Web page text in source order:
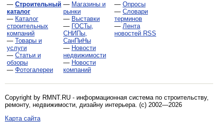
— Строительный
каталог
— Каталог
строительных
компаний
— Товары и
услуги
— Статьи и
обзоры
— Фотогалереи
— Магазины и
рынки
— Выставки
— ГОСТы,
СНИПы,
СанПиНы
— Новости
недвижимости
— Новости
компаний
— Опросы
— Словари
терминов
— Лента
новостей RSS
Copyright by RMNT.RU - информационная система по строительству,
ремонту, недвижимости, дизайну интерьера. (c) 2002—2026
Карта сайта